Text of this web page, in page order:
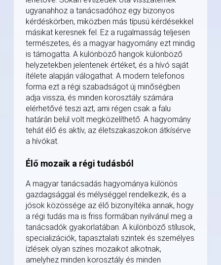
ugyanahhoz a tanácsadóhoz egy bizonyos
kérdéskörben, miközben más típusú kérdésekkel
másikat keresnek fel. Ez a rugalmasság teljesen
természetes, és a magyar hagyomány ezt mindig
is támogatta. A különböző hangok különböző
helyzetekben jelentenek értéket, és a hívó saját
ítélete alapján válogathat. A modern telefonos
forma ezt a régi szabadságot új minőségben
adja vissza, és minden korosztály számára
elérhetővé teszi azt, ami régen csak a falu
határán belül volt megközelíthető. A hagyomány
tehát élő és aktív, az életszakaszokon átkísérve
a hívókat.
Élő mozaik a régi tudásból
A magyar tanácsadás hagyománya különös
gazdagsággal és mélységgel rendelkezik, és a
jósok közössége az élő bizonyítéka annak, hogy
a régi tudás ma is friss formában nyilvánul meg a
tanácsadók gyakorlatában. A különböző stílusok,
specializációk, tapasztalati szintek és személyes
ízlések olyan színes mozaikot alkotnak,
amelyhez minden korosztály és minden